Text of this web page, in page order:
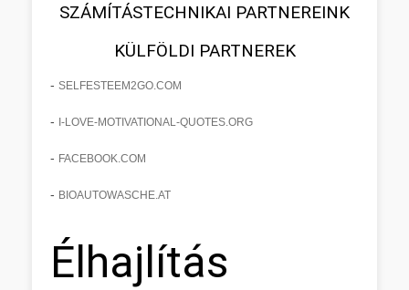
SZÁMÍTÁSTECHNIKAI PARTNEREINK
KÜLFÖLDI PARTNEREK
- SELFESTEEM2GO.COM
- I-LOVE-MOTIVATIONAL-QUOTES.ORG
- FACEBOOK.COM
- BIOAUTOWASCHE.AT
Élhajlítás